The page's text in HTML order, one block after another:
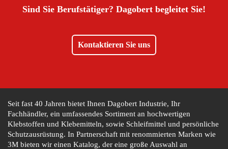
Sind Sie Berufstätiger? Dagobert begleitet Sie!
Kontaktieren Sie uns
Seit fast 40 Jahren bietet Ihnen Dagobert Industrie, Ihr
Fachhändler, ein umfassendes Sortiment an hochwertigen
Klebstoffen und Klebemitteln, sowie Schleifmittel und persönliche
Schutzausrüstung. In Partnerschaft mit renommierten Marken wie
3M bieten wir einen Katalog, der eine große Auswahl an